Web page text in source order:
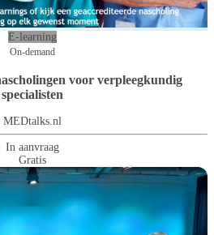
E-learning
On-demand
voor verpleegkundig
specialisten
MEDtalks.nl
In aanvraag
Gratis